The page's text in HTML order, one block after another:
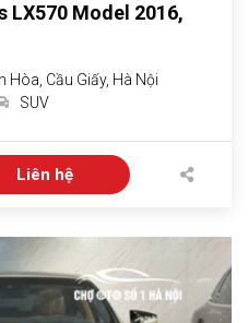
LX570 Model 2016,
Hòa, Cầu Giấy, Hà Nội
SUV
Liên hệ